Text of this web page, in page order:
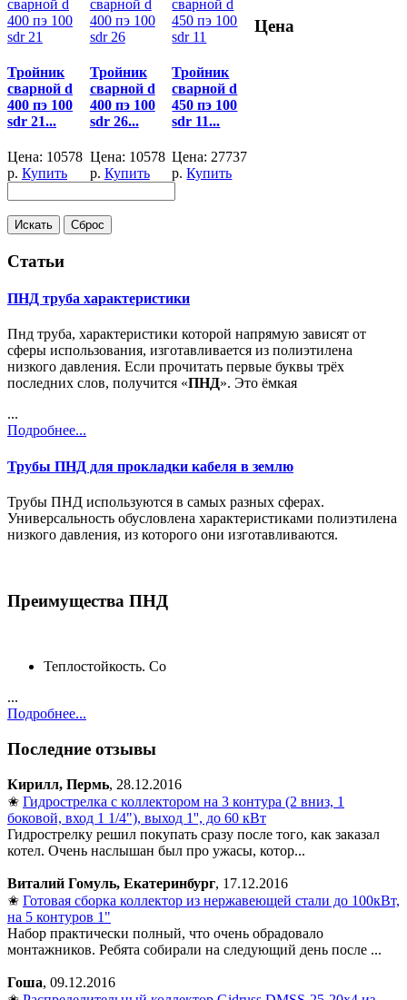
Тройник
сварной d
400 пэ 100
sdr 21...
Цена: 10578
р. Купить
Тройник
сварной d
400 пэ 100
sdr 26...
Цена: 10578
р. Купить
Тройник
сварной d
450 пэ 100
sdr 11...
Цена: 27737
р. Купить
Цена
Статьи
ПНД труба характеристики
Пнд труба, характеристики которой напрямую зависят от
сферы использования, изготавливается из полиэтилена
низкого давления. Если прочитать первые буквы трёх
последних слов, получится «ПНД». Это ёмкая
...
Подробнее...
Трубы ПНД для прокладки кабеля в землю
Трубы ПНД используются в самых разных сферах.
Универсальность обусловлена характеристиками полиэтилена
низкого давления, из которого они изготавливаются.
Преимущества ПНД
Теплостойкость. Со
...
Подробнее...
Последние отзывы
Кирилл, Пермь, 28.12.2016
✬ Гидрострелка с коллектором на 3 контура (2 вниз, 1
боковой, вход 1 1/4"), выход 1'', до 60 кВт
Гидрострелку решил покупать сразу после того, как заказал
котел. Очень наслышан был про ужасы, котор...
Виталий Гомуль, Екатеринбург, 17.12.2016
✬ Готовая сборка коллектор из нержавеющей стали до 100кВт,
на 5 контуров 1"
Набор практически полный, что очень обрадовало
монтажников. Ребята собирали на следующий день после ...
Гоша, 09.12.2016